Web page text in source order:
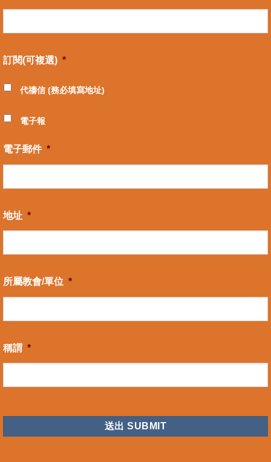
訂閱(可複選) *
代禱信 (務必填寫地址)
電子報
電子郵件 *
地址 *
所屬教會/單位 *
稱謂 *